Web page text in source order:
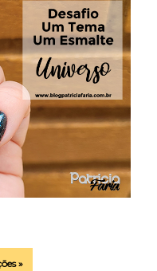
»